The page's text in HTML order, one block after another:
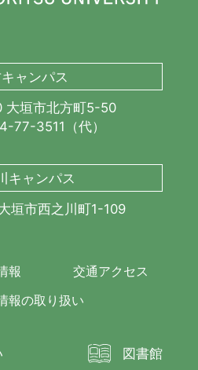
ャンパス
大垣市北方町5-50
77-3511（代）
キャンパス
垣市西之川町1-109
報
交通アクセス
報の取り扱い
図書館